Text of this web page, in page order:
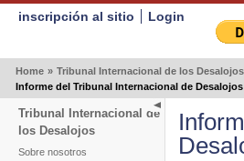
inscripción al sitio
Login
Home » Tribunal Internacional de los Desalojos
Informe del Tribunal Internacional de
Tribunal Internacional de
los Desalojos
Sobre nosotros